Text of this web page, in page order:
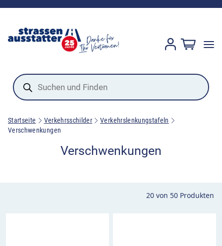
Products
search
Startseite Verkehrsschilder
Verkehrslenkungstafeln
Verschwenkungen
Verschwenkungen
20 von 50 Produkten